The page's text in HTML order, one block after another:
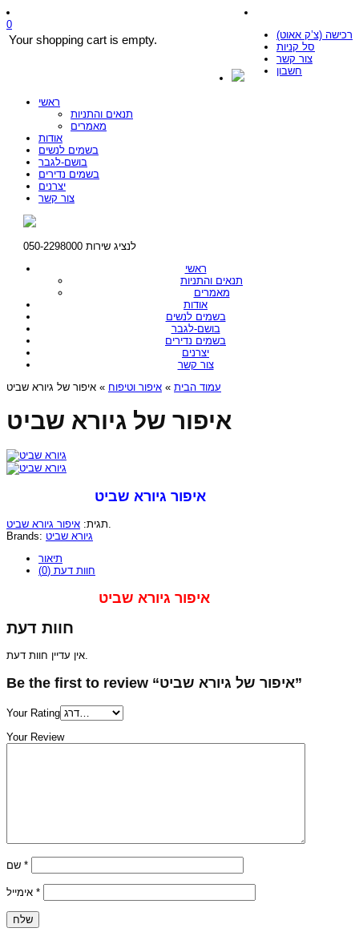
רכישה (צ’ק אאוט)
סל קניות
צור קשר
חשבון
0
Your shopping cart is empty.
ראשי
תנאים והתניות
מאמרים
אודות
בשמים לנשים
בושם-לגבר
בשמים נדירים
יצרנים
צור קשר
לנציג שירות 050-2298000
ראשי
תנאים והתניות
מאמרים
אודות
בשמים לנשים
בושם-לגבר
בשמים נדירים
יצרנים
צור קשר
עמוד הבית » איפור וטיפוח » איפור של גיורא שביט
איפור של גיורא שביט
תגית: איפור גיורא שביט
.
Brands: גיורא שביט
תיאור
חוות דעת (0)
חוות דעת
Be the first to review “איפור של גיורא שביט”
Your Rating
Your Review
*
*